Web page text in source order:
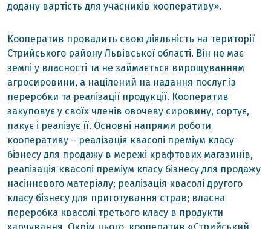
додану вартість для учасників кооперативу».
Кооператив провадить свою діяльність на території
Стрийського району Львівської області. Він не має
землі у власності та не займається вирощуванням
агросировини, а націлений на надання послуг із
переробки та реалізації продукції. Кооператив
закуповує у своїх членів овочеву сировину, сортує,
пакує і реалізує її. Основні напрями роботи
кооперативу – реалізація квасолі преміум класу
бізнесу для продажу в мережі крафтових магазинів,
реалізація квасолі преміум класу бізнесу для продажу
насіннєвого матеріалу; реалізація квасолі другого
класу бізнесу для приготування страв; власна
переробка квасолі третього класу в продукти